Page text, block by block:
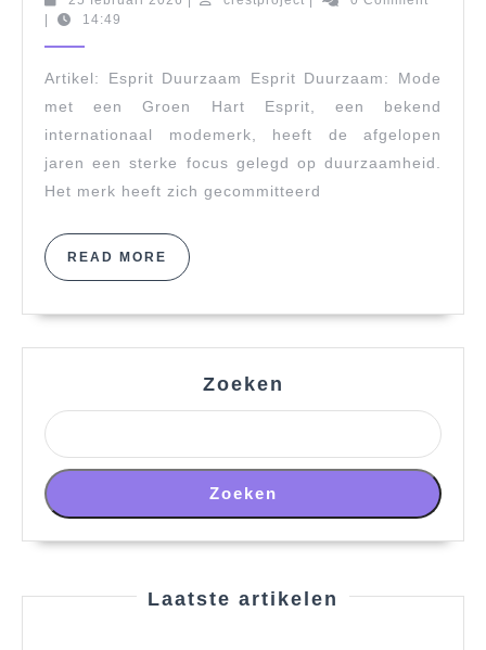
Mode
Groen
Hart
14:49
Artikel: Esprit Duurzaam Esprit Duurzaam: Mode
met een Groen Hart Esprit, een bekend
internationaal modemerk, heeft de afgelopen
jaren een sterke focus gelegd op duurzaamheid.
Het merk heeft zich gecommitteerd
READ MORE READ
MORE
Zoeken
Zoeken
Laatste artikelen